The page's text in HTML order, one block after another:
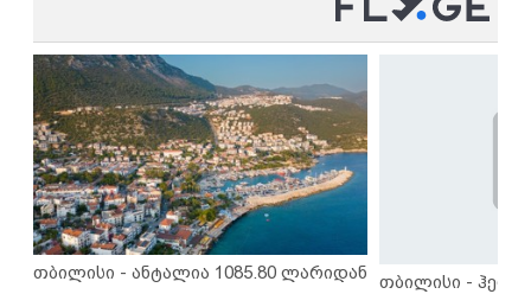
თბილისი - ანტალია 1085.80 ლარიდან
თბილისი -